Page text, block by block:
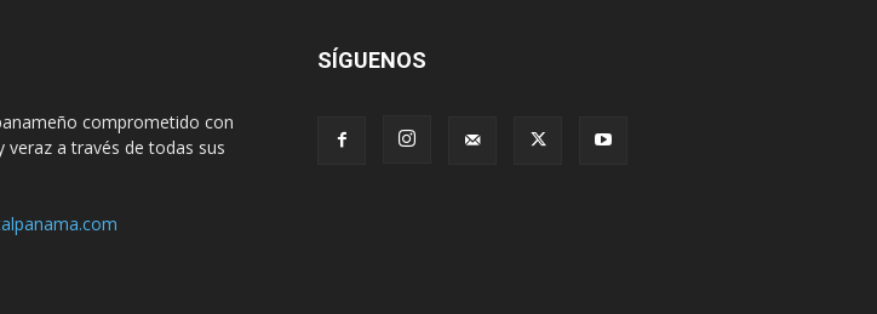
comprometido con
a través de todas sus
SÍGUENOS